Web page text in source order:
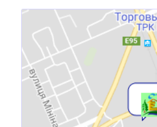
Ссылка для мобильных устройств